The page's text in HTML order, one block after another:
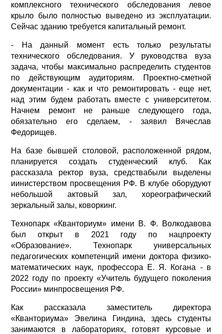
комплексного технического обследования левое
крыло было полностью выведено из эксплуатации.
Сейчас зданию требуется капитальный ремонт.
- На данный момент есть только результаты
технического обследования. У руководства вуза
задача, чтобы максимально распределить студентов
по действующим аудиториям. Проектно-сметной
документации - как и что ремонтировать - еще нет,
над этим будем работать вместе с университетом.
Начнем ремонт не раньше следующего года,
обязательно его сделаем, - заявил Вячеслав
Федорищев.
На базе бывшей столовой, расположенной рядом,
планируется создать студенческий клуб. Как
рассказала ректор вуза, средствабыли выделены
иинистерством просвещения РФ. В клубе оборудуют
небольшой актовый зал, хореографический
зеркальный залы, коворкинг.
Технопарк «Кванториум» имени В. Ф. Волкодавова
был открыт в 2021 году по нацпроекту
«Образование». Технопарк универсальных
педагогических компетенций имени доктора физико-
математических наук, профессора Е. Я. Когана - в
2022 году по проекту «Учитель будущего поколения
России» минпросвещения РФ.
Как рассказала заместитель директора
«Кванториума» Эвелина Гиндина, здесь студенты
занимаются в лабораториях, готовят курсовые и